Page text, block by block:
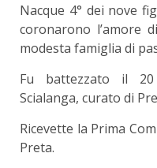
Nacque 4° dei nove
coronarono l’amore
modesta famiglia di
Fu battezzato il
Scialanga, curato di
Ricevette la Prima
Preta.